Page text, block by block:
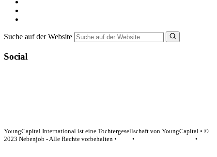
Suche auf der Website
Social
YoungCapital International ist eine Tochtergesellschaft von YoungCapital • ©
2023 Nebenjob - Alle Rechte vorbehalten •
•
•